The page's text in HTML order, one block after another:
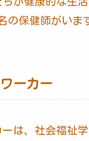
の保健師がいま
ーカー
は、社会福祉